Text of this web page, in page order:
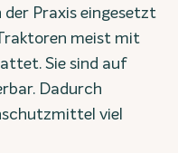
Praxis eingesetzt
meist mit
Sie sind auf
Dadurch
viel